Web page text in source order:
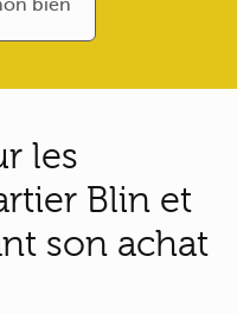
bien
les
Blin et
son achat